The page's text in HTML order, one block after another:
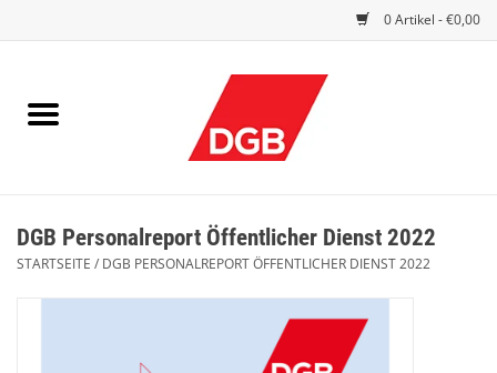
0 Artikel - €0,00
EINBLICK
DGB FRAUEN
DGB Personalreport Öffentlicher Dienst 2022
STARTSEITE / DGB PERSONALREPORT ÖFFENTLICHER DIENST 2022